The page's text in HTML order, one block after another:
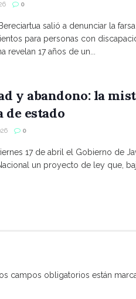
0
salió a denunciar la
para personas con
revelan 17 años de un...
y abandono: la
estado
0
17 de abril el Gobierno de
un proyecto de ley que,
campos obligatorios están